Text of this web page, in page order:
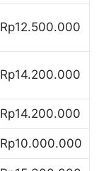
Rp12.500.000
Rp14.200.000
Rp14.200.000
Rp10.000.000